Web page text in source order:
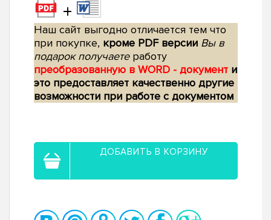
+
Наш сайт выгодно отличается тем что
при покупке, кроме PDF версии Вы в
подарок получаетеработу
преобразованную в WORD - документ и
это предоставляет качественно другие
возможности при работе с документом
ДОБАВИТЬ В КОРЗИНУ